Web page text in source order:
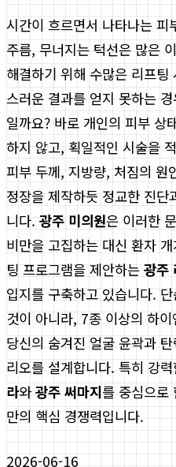
시간이 흐르면서 나타나는
주름, 무너지는 턱선은 많은
해결하기 위해 수많은 리프
스러운 결과를 얻지 못하는
일까요? 바로 개인의 피부 상
하지 않고, 획일적인 시술을
피부 두께, 지방량, 처짐의 원
정장을 제작하듯 정교한 진
니다. 광주 미의원은 이러한
비만을 고집하는 대신 환자
팅 프로그램을 제안하는 광주
입지를 구축하고 있습니다.
것이 아니라, 7종 이상의 하
당신의 숨겨진 얼굴 윤곽과
리오를 설계합니다. 특히 강
라와광주 써마지를 중심으로
만의 핵심 경쟁력입니다.
2026-06-16